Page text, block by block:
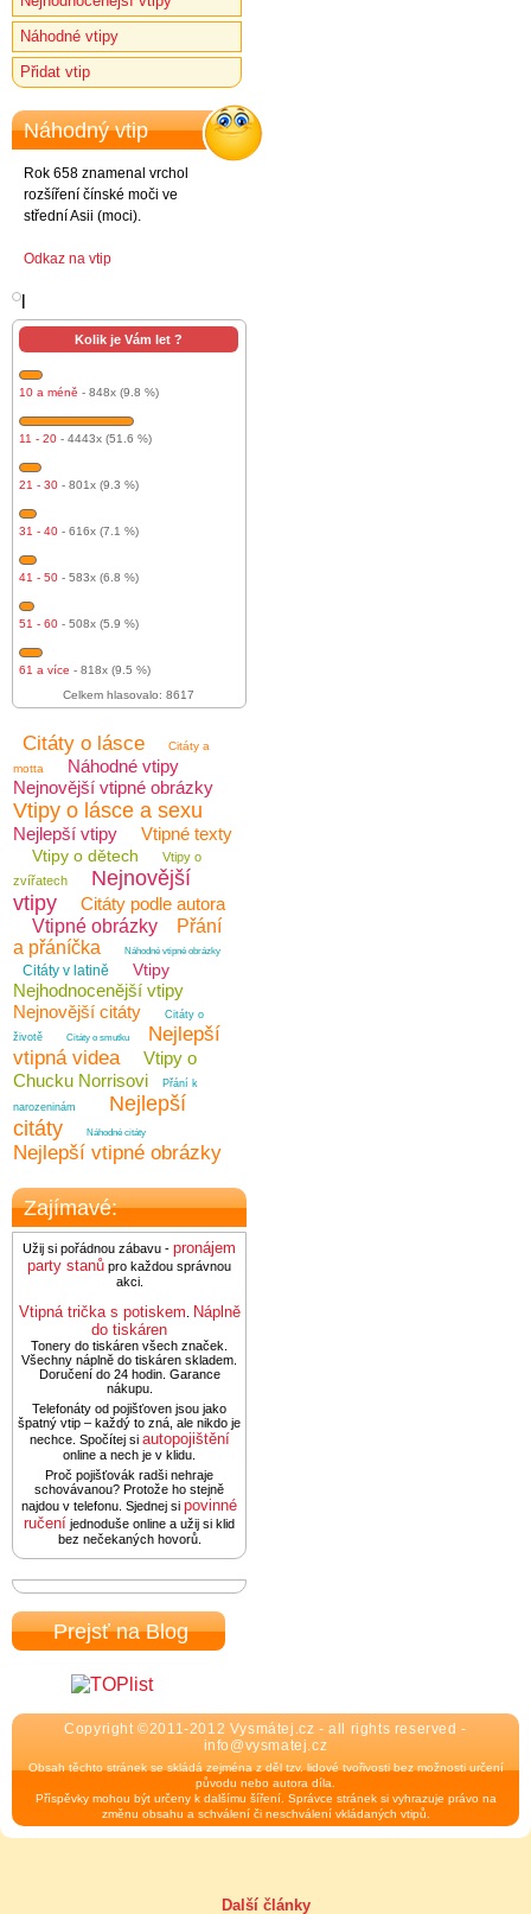
Náhodné vtipy
Přidat vtip
Náhodný vtip
Rok 658 znamenal vrchol
rozšíření čínské moči ve
střední Asii (moci).
Odkaz na vtip
Kolik je Vám let ?
10 a méně - 848x (9.8 %)
11 - 20 - 4443x (51.6 %)
21 - 30 - 801x (9.3 %)
31 - 40 - 616x (7.1 %)
41 - 50 - 583x (6.8 %)
51 - 60 - 508x (5.9 %)
61 a více - 818x (9.5 %)
Celkem hlasovalo: 8617
Citáty o lásce
Citáty a
motta
Náhodné vtipy
Nejnovější vtipné obrázky
Vtipy o lásce a sexu
Nejlepší vtipy Vtipné texty
Vtipy o dětech
Vtipy o
zvířatech
Nejnovější
vtipy
Citáty podle autora
Vtipné obrázky
Přání
a přáníčka
Náhodné vtipné obrázky
Citáty v latině Vtipy
Nejhodnocenější vtipy
Nejnovější citáty
Citáty o
životě
Citáty o smutku
Nejlepší
vtipná videa
Vtipy o
Chucku Norrisovi
Přání k
narozeninám
Nejlepší
citáty
Náhodné citáty
Nejlepší vtipné obrázky
Zajímavé:
Užij si pořádnou zábavu - pronájem
party stanů pro každou správnou
akci.
Vtipná trička s potiskem Náplně
do tiskáren
Tonery do tiskáren všech značek.
Všechny náplně do tiskáren skladem.
Doručení do 24 hodin. Garance
nákupu.
Telefonáty od pojišťoven jsou jako
špatný vtip – každý to zná, ale nikdo je
nechce. Spočítej si autopojištění
online a nech je v klidu.
Proč pojišťovák radši nehraje
schovávanou? Protože ho stejně
najdou v telefonu. Sjednej si povinné
ručení jednoduše online a užij si klid
bez nečekaných hovorů.
Prejsť na Blog
Copyright ©2011-2012 Vysmátej.cz - all rights reserved -
info@vysmatej.cz
Obsah těchto stránek se skládá zejména z děl tzv. lidové tvořivosti bez možnosti určení
původu nebo autora díla.
Příspěvky mohou být určeny k dalšímu šíření. Správce stránek si vyhrazuje právo na
změnu obsahu a schválení či neschválení vkládaných vtipů.
Další články